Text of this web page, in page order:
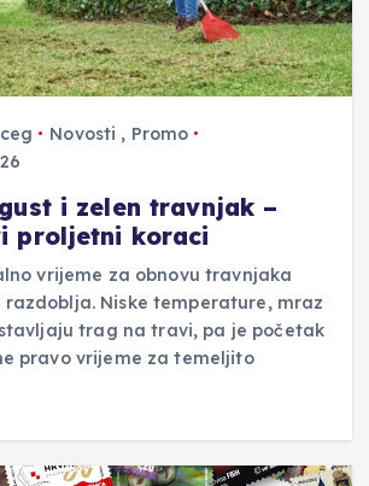
Novosti , Promo
i zelen travnjak –
proljetni koraci
vrijeme za obnovu travnjaka
razdoblja. Niske temperature, mraz
trag na travi, pa je početak
pravo vrijeme za temeljito